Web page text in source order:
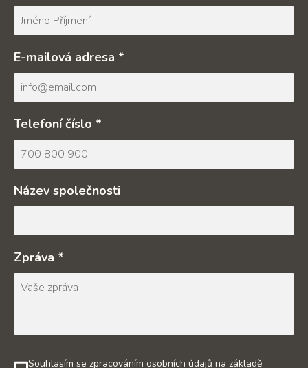
E-mailová adresa *
Telefoní číslo *
Název společnosti
Zpráva *
Souhlasím se zpracováním osobních údajů na základě